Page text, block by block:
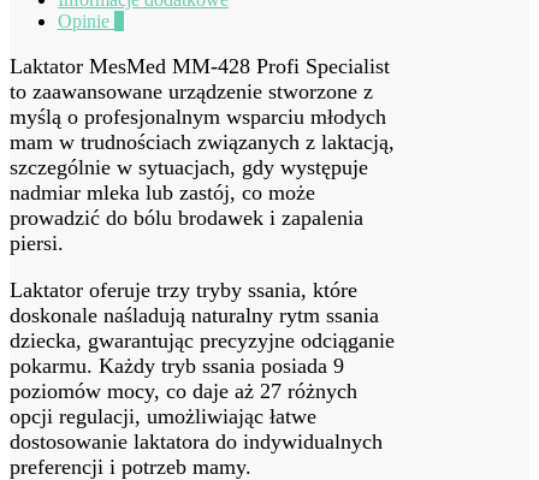
Opinie
Laktator MesMed MM-428 Profi Specialist
to zaawansowane urządzenie stworzone z
myślą o profesjonalnym wsparciu młodych
mam w trudnościach związanych z laktacją,
szczególnie w sytuacjach, gdy występuje
nadmiar mleka lub zastój, co może
prowadzić do bólu brodawek i zapalenia
piersi.
Laktator oferuje trzy tryby ssania, które
doskonale naśladują naturalny rytm ssania
dziecka, gwarantując precyzyjne odciąganie
pokarmu. Każdy tryb ssania posiada 9
poziomów mocy, co daje aż 27 różnych
opcji regulacji, umożliwiając łatwe
dostosowanie laktatora do indywidualnych
preferencji i potrzeb mamy.